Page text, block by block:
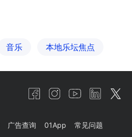
音乐 本地乐坛焦点
广告查询 01App 常见问题